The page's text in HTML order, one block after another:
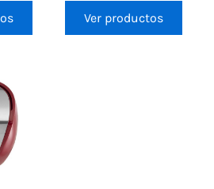
Ver productos